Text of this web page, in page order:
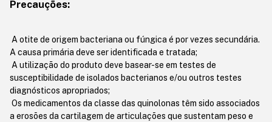
Precauções:
A otite de origem bacteriana ou fúngica é por vezes secundária.
A causa primária deve ser identificada e tratada;
A utilização do produto deve basear-se em testes de
susceptibilidade de isolados bacterianos e/ou outros testes
diagnósticos apropriados;
Os medicamentos da classe das quinolonas têm sido associados
a erosões da cartilagem de articulações que sustentam peso e